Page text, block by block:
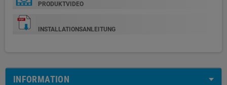
PRODUKTVIDEO
INSTALLATIONSANLEITUNG
INFORMATION